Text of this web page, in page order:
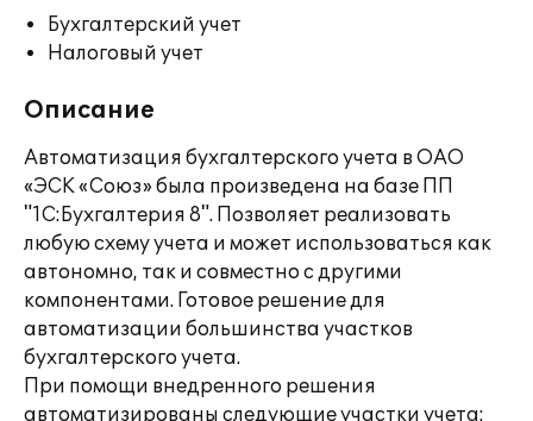
Бухгалтерский учет
Налоговый учет
Описание
Автоматизация бухгалтерского учета в ОАО
«ЭСК «Союз» была произведена на базе ПП
"1С:Бухгалтерия 8". Позволяет реализовать
любую схему учета и может использоваться как
автономно, так и совместно с другими
компонентами. Готовое решение для
автоматизации большинства участков
бухгалтерского учета.
При помощи внедренного решения
автоматизированы следующие участки учета: